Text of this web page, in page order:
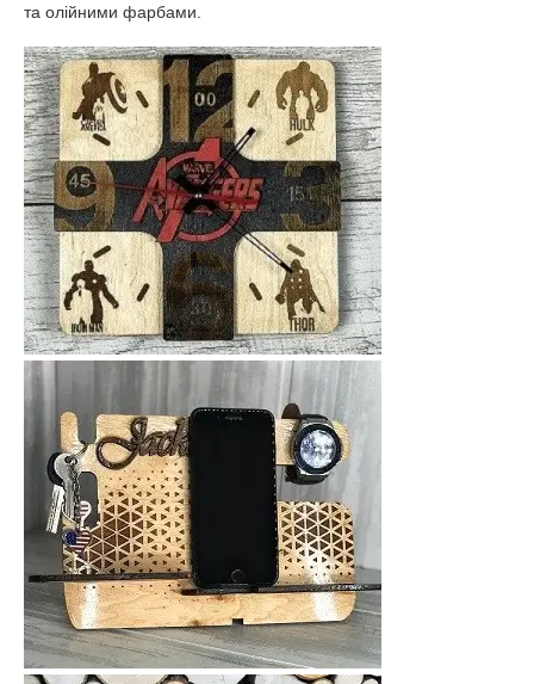
та олійними фарбами.